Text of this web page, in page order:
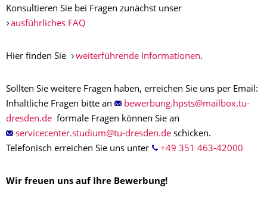
Konsultieren Sie bei Fragen zunächst unser
ausführliches FAQ
Hier finden Sie weiterführende Informationen.
Sollten Sie weitere Fragen haben, erreichen Sie uns per Email:
Inhaltliche Fragen bitte an
formale Fragen können Sie an
schicken.
Telefonisch erreichen Sie uns unter
+49 351 463-42000
Wir freuen uns auf Ihre Bewerbung!